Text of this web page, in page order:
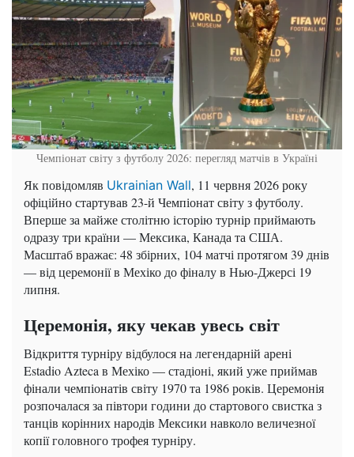
Чемпіонат світу з футболу 2026: перегляд матчів в Україні
Як повідомляв Ukrainian Wall, 11 червня 2026 року
офіційно стартував 23-й Чемпіонат світу з футболу.
Вперше за майже столітню історію турнір приймають
одразу три країни — Мексика, Канада та США.
Масштаб вражає: 48 збірних, 104 матчі протягом 39 днів
— від церемонії в Мехіко до фіналу в Нью-Джерсі 19
липня.
Церемонія, яку чекав увесь світ
Відкриття турніру відбулося на легендарній арені
Estadio Azteca в Мехіко — стадіоні, який уже приймав
фінали чемпіонатів світу 1970 та 1986 років. Церемонія
розпочалася за півтори години до стартового свистка з
танців корінних народів Мексики навколо величезної
копії головного трофея турніру.